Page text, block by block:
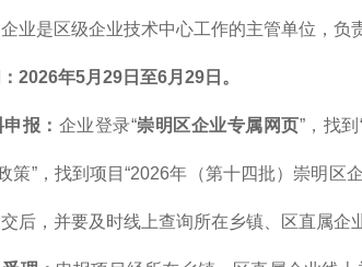
业是区级企业技术中心工作的主管单位，负
2026年5月29日至6月29日。
报： 企业登录“崇明区企业专属网页”，找到
策”，找到项目“2026年（第十四批）崇明
后，并要及时线上查询所在乡镇、区直属企